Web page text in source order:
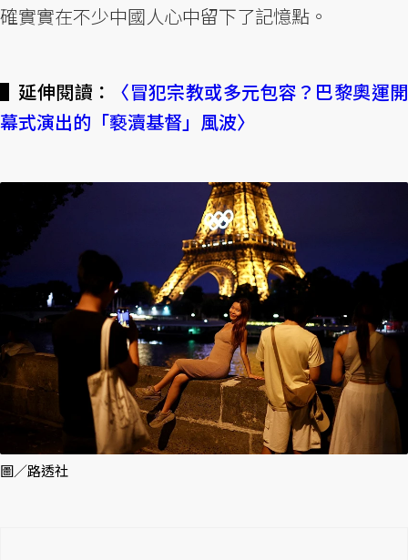
確實實在不少中國人心中留下了記憶點。
▌延伸閱讀：
〈冒犯宗教或多元包容？巴黎奧運開
幕式演出的「褻瀆基督」風波〉
圖／路透社